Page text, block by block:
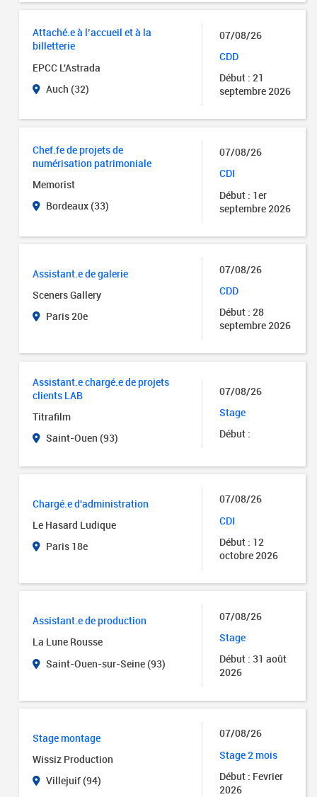
Attaché.e à l’accueil et à la
billetterie
EPCC L'Astrada
Auch (32)
07/08/26
CDD
Début : 21
septembre 2026
Chef.fe de projets de
numérisation patrimoniale
Memorist
Bordeaux (33)
07/08/26
CDI
Début : 1er
septembre 2026
Assistant.e de galerie
Sceners Gallery
Paris 20e
07/08/26
CDD
Début : 28
septembre 2026
Assistant.e chargé.e de projets
clients LAB
Titrafilm
Saint-Ouen (93)
07/08/26
Stage
Début :
Chargé.e d'administration
Le Hasard Ludique
Paris 18e
07/08/26
CDI
Début : 12
octobre 2026
Assistant.e de production
La Lune Rousse
Saint-Ouen-sur-Seine (93)
07/08/26
Stage
Début : 31 août
2026
Stage montage
Wissiz Production
Villejuif (94)
07/08/26
Stage 2 mois
Début : Fevrier
2026